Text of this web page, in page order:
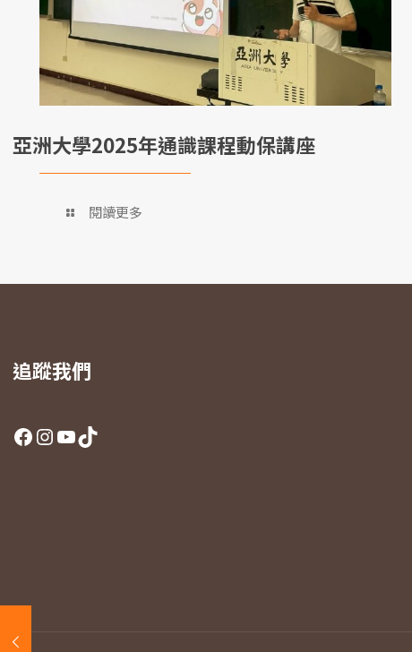
亞洲大學2025年通識課程動保講座
閱讀更多
追蹤我們
Facebook
Instagram
YouTube
TikTok